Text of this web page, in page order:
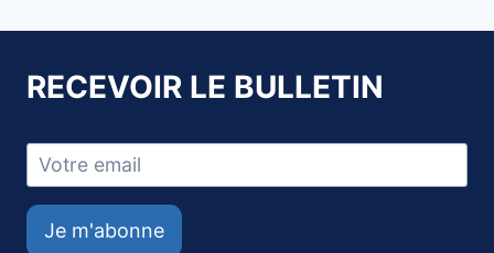
RECEVOIR LE BULLETIN
Je m'abonne